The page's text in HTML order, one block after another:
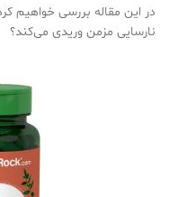
در این مقاله بررسی خواهیم
نارسایی مزمن وریدی می‌کند؟